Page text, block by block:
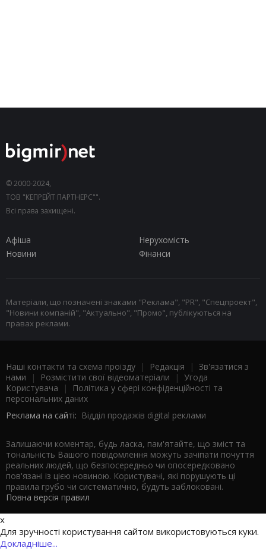
© 2000-2024,
ТОВ "КЕПРЕЙТ ПАРТНЕРС"".
Всі права захищені.
Афіша
Нерухомість
Новини
Фінанси
Матеріали, що позначені знаками "Реклама", "PR", "Спецпроект",
"Новини компаній", "Актуально", "Промо", публікуються на
правах реклами.
Наші контакти та схема проїзду | Редакція | Зв'язатися з
нами | Розмістити свої відеоматеріали | Угода
Користувача |
Політика у сфері конфіденційності та
персональних даних
Реклама на сайті: Відділ продажів digital реклами
Залишаючи коментар, будь ласка, пам'ятайте, що зміст та
тональність Вашого повідомлення можуть зачіпати почуття
реальних людей, що безпосередньо чи опосередковано
пов'язані із цією новиною. Користувачі, які порушують ці
правила грубо чи систематично, будуть заблоковані.
Повна версія правил
x
Для зручності користування сайтом використовуються куки.
Докладніше...